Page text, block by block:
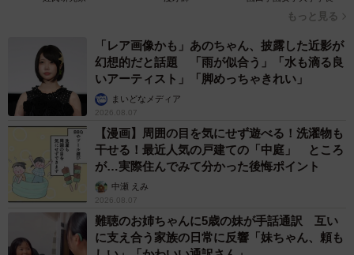
もっと見る
「レア画像かも」あのちゃん、披露した近影が
幻想的だと話題 「雨が似合う」「水も滴る良
いアーティスト」「脚めっちゃきれい」
まいどなメディア
2026.08.07
【漫画】周囲の目を気にせず遊べる！洗濯物も
干せる！最近人気の戸建ての「中庭」 ところ
が…実際住んでみて分かった後悔ポイント
中瀬 えみ
2026.08.07
難聴のお姉ちゃんに5歳の妹が手話通訳 互い
に支え合う家族の日常に反響「妹ちゃん、頼も